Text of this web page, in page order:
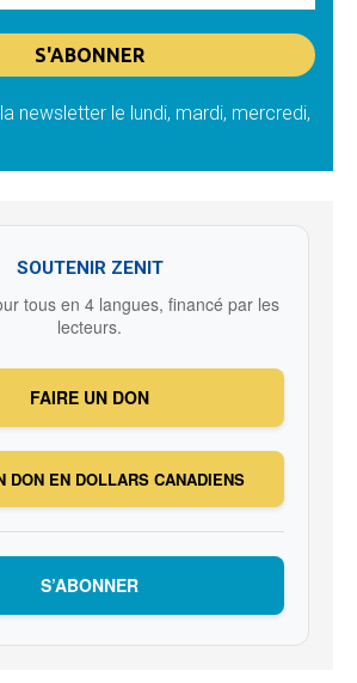
newsletter le lundi, mardi, mercredi,
SOUTENIR ZENIT
tous en 4 langues, financé par les
lecteurs.
FAIRE UN DON
DON EN DOLLARS CANADIENS
S’ABONNER